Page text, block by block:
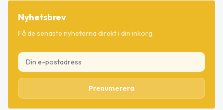
Nyhetsbrev
Få de senaste nyheterna direkt i din inkorg.
Prenumerera